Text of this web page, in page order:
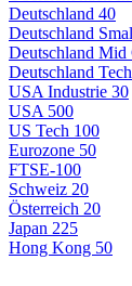
Deutschland 40
Deutschland
Deutschland Mid
Deutschland
USA Industrie 30
USA 500
US Tech 100
Eurozone 50
FTSE-100
Schweiz 20
Österreich 20
Japan 225
Hong Kong 50